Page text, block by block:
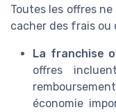
Toutes les offres
cacher des frais ou
La franchise
offres
économie